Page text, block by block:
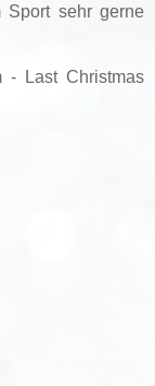
sehr gerne
- Last Christmas